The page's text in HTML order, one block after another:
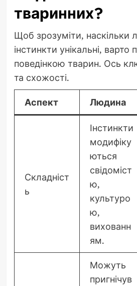
тваринних?
Щоб зрозуміти, наскільки
інстинкти унікальні, варто
поведінкою тварин. Ось
та схожості.
Аспект Людина
Складніст
ь
Інстинкти
модифіку
ються
свідоміст
ю,
культуро
ю,
вихованн
ям.
Можуть
пригнічув